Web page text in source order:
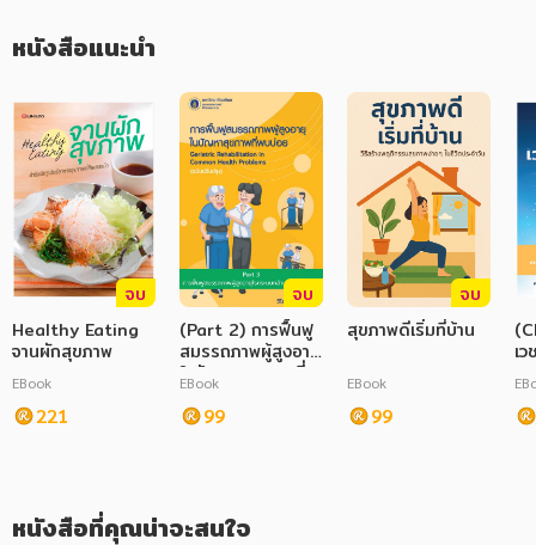
วรรณกรรม
การเกษตร ชีววิทยา
การเรียน การศึกษา
เทคโนโลยี การสื่อสาร วิทยาศาสตร์
ภาษาศาสตร์
หนังสือเด็ก
การพัฒนาตนเอง
หนังสือแนะนำ
จบ
Healthy Eating
จานผักสุขภาพ
EBook
221
จบ
(Part 2) การฟื้นฟู
สมรรถภาพผู้สูงอายุ
ในปัญหาสุขภาพที่
พบบ่อย ฉบับ
ปรับปรุง
EBook
99
จบ
สุขภาพดีเริ่มที่บ้าน
EBook
99
เ
หนังสือที่คุณน่าจะสนใจ